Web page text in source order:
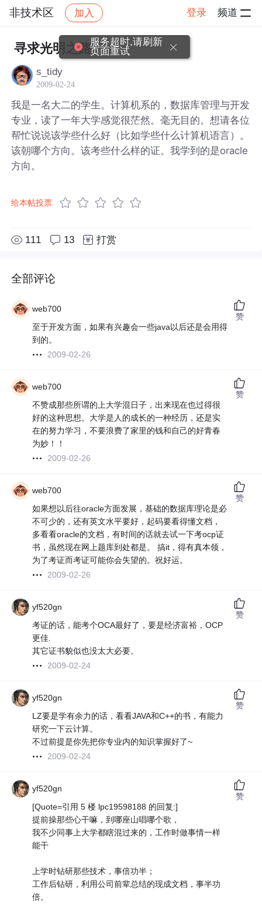
非技术区 加入 登录 频道
社区 非技术区 帖子详情
寻求光明之路
s_tidy
2009-02-24
我是一名大二的学生。计算机系的，数据库管理与开发
专业，读了一年大学感觉很茫然。毫无目的。想请各位
帮忙说说该学些什么好（比如学些什么计算机语言）。
该朝哪个方向。该考些什么样的证。我学到的是oracle
方向。
给本帖投票
111 13 打赏
全部评论
web700
至于开发方面，如果有兴趣会一些java以后还是会用得
到的。
2009-02-26
赞
web700
不赞成那些所谓的上大学混日子，出来现在也过得很
好的这种思想。大学是人的成长的一种经历，还是实
在的努力学习，不要浪费了家里的钱和自己的好青春
为妙！！
2009-02-26
赞
web700
如果想以后往oracle方面发展，基础的数据库理论是必
不可少的，还有英文水平要好，起码要看得懂文档，
多看看oracle的文档，有时间的话就去试一下考ocp证
书，虽然现在网上题库到处都是。 搞it，得有真本领，
为了考证而考证可能你会失望的。祝好运。
2009-02-26
赞
yf520gn
考证的话，能考个OCA最好了，要是经济富裕，OCP
更佳.
其它证书貌似也没太大必要。
2009-02-24
赞
yf520gn
LZ要是学有余力的话，看看JAVA和C++的书，有能力
研究一下云计算。
不过前提是你先把你专业内的知识掌握好了~
2009-02-24
赞
yf520gn
[Quote=引用 5 楼 lpc19598188 的回复:]
提前操那些心干嘛，到哪座山唱哪个歌，
我不少同事上大学都瞎混过来的，工作时做事情一样
能干
上学时钻研那些技术，事倍功半；
工作后钻研，利用公司前辈总结的现成文档，事半功
倍。
赞
服务超时,请刷新
页面重试